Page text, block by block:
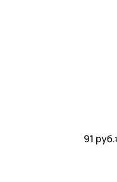
91 руб.